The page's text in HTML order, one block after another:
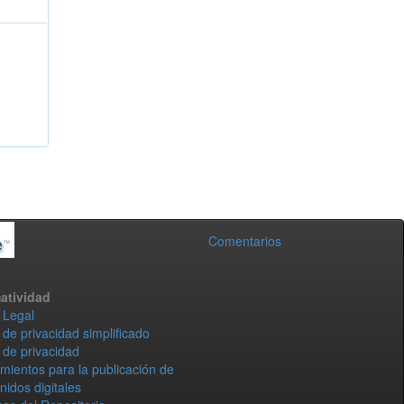
Comentarios
privacidad simplificado
privacidad
para la publicación de
digitales